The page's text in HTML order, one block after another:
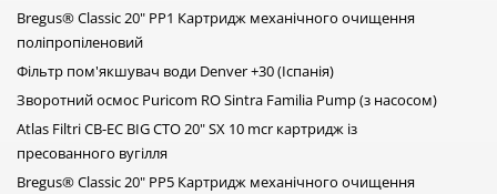
купити озонатор води
система захисту від протікання води
магнітний фільтр для води
насоси для басейну
промислові системи очищення води
зворотний осмос
вугільний фільтр
фільтр для очистки води від нітратів
комплект картриджів bluefilters
картриджі для filter1
Bregus® Classic 20" РР1 Картридж механічного очищення
поліпропіленовий
Фільтр пом'якшувач води Denver +30 (Іспанія)
Зворотний осмос Puricom RO Sintra Familia Pump (з насосом)
Atlas Filtri CB-EC BIG CTO 20" SX 10 mcr картридж із
пресованного вугілля
Bregus® Classic 20" РР5 Картридж механічного очищення